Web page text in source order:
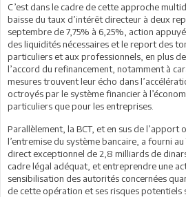
C’est dans le cadre de cette approche
baisse du taux d’intérêt directeur à deux
septembre de 7,75% à 6,25%, action
des liquidités nécessaires et le report des
particuliers et aux professionnels, en plus
l’accord du refinancement, notamment à
mesures trouvent leur écho dans
octroyés par le système financier à
particuliers que pour les entreprises.
Parallèlement, la BCT, et en sus de
l’entremise du système bancaire, a fourni
direct exceptionnel de 2,8 milliards de
cadre légal adéquat, et entreprendre une
sensibilisation des autorités concernées
de cette opération et ses risques potentiels